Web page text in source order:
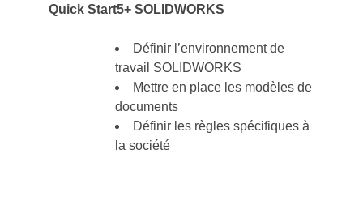
Quick Start5+ SOLIDWORKS
Définir l’environnement de
travail SOLIDWORKS
Mettre en place les modèles de
documents
Définir les règles spécifiques à
la société